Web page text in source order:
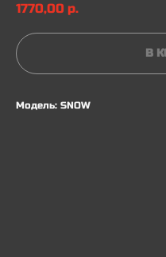
1770,00 р.
В
Модель: SNOW